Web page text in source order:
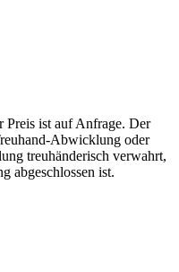
Preis ist auf Anfrage. Der
Abwicklung oder
treuhänderisch verwahrt,
abgeschlossen ist.